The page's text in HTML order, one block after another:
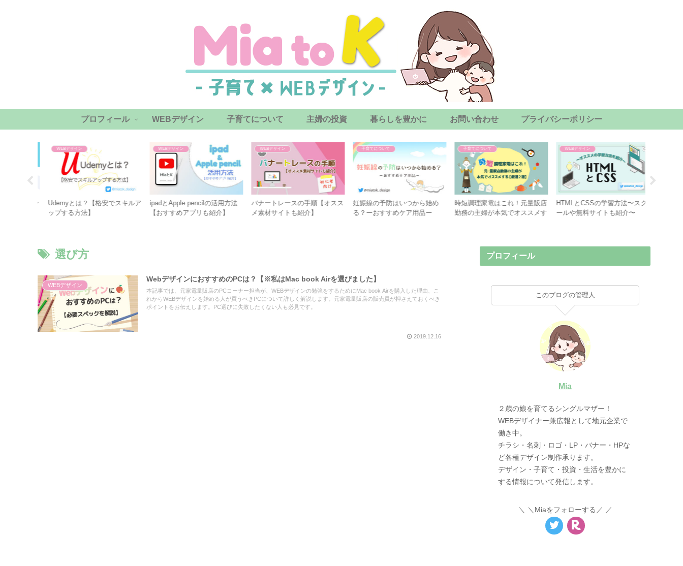
プロフィール WEBデザイン 子育てについて 主婦の投資 暮らしを豊かに お問い合わせ プライバシーポリシー
WEBデザイン
Udemyとは？【格安でスキルア
ップする方法】
WEBデザイン
ipadとApple pencilの活用方法
【おすすめアプリも紹介】
WEBデザイン
バナートレースの手順【オスス
メ素材サイトも紹介】
子育てについて
妊娠線の予防はいつから始め
る？ーおすすめケア用品ー
子育てについて
時短調理家電はこれ！元量販店
勤務の主婦が本気でオススメす
WEBデザイン
HTMLとCSSの学習方法〜スク
ールや無料サイトも紹介〜
選び方
WEBデザイン
WebデザインにおすすめのPCは？【※私はMac book Airを選びました】
本記事では、元家電量販店のPCコーナー担当が、WEBデザインの勉強をするためにMac book Airを購入した理由、こ
れからWEBデザインを始める人が買うべきPCについて詳しく解説します。元家電量販店の販売員が押さえておくべき
ポイントをお伝えします。PC選びに失敗したくない人も必見です。
2019.12.16
プロフィール
このブログの管理人
Mia
２歳の娘を育てるシングルマザー！
WEBデザイナー兼広報として地元企業で
働き中。
チラシ・名刺・ロゴ・LP・バナー・HPな
ど各種デザイン制作承ります。
デザイン・子育て・投資・生活を豊かに
する情報について発信します。
＼Miaをフォローする／